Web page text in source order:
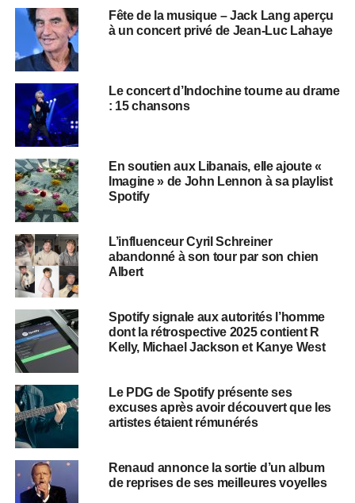
Fête de la musique – Jack Lang aperçu
à un concert privé de Jean-Luc Lahaye
Le concert d’Indochine tourne au drame
: 15 chansons
​​En soutien aux Libanais, elle ajoute «
Imagine » de John Lennon à sa playlist
Spotify
L’influenceur Cyril Schreiner
abandonné à son tour par son chien
Albert
Spotify signale aux autorités l’homme
dont la rétrospective 2025 contient R
Kelly, Michael Jackson et Kanye West
Le PDG de Spotify présente ses
excuses après avoir découvert que les
artistes étaient rémunérés
Renaud annonce la sortie d’un album
de reprises de ses meilleures voyelles